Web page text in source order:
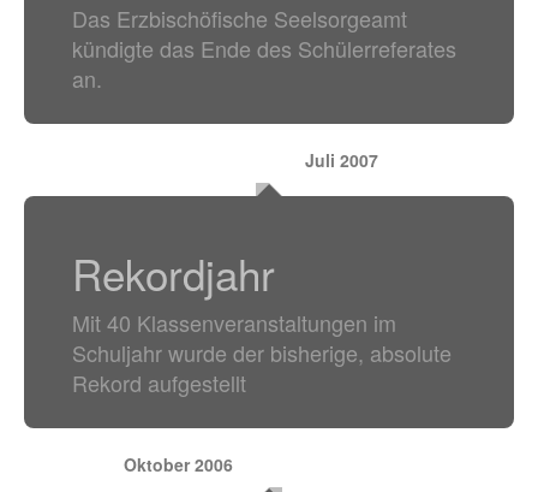
Das Erzbischöfische Seelsorgeamt
kündigte das Ende des Schülerreferates
an.
Juli 2007
Rekordjahr
Mit 40 Klassenveranstaltungen im
Schuljahr wurde der bisherige, absolute
Rekord aufgestellt
Oktober 2006